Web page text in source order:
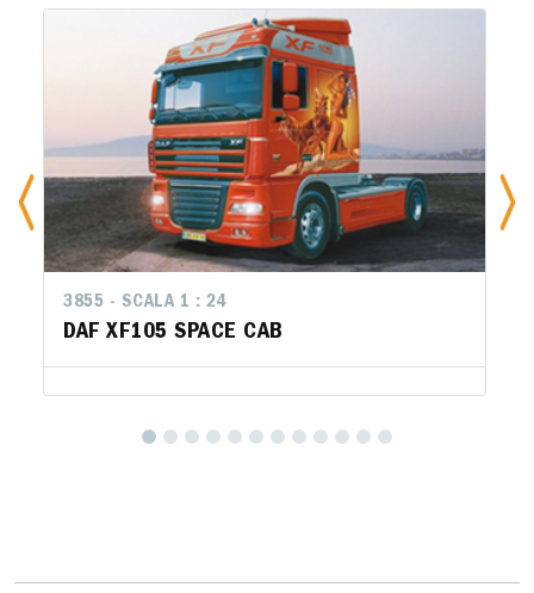
3855 - SCALA 1 : 24
DAF XF105 SPACE CAB